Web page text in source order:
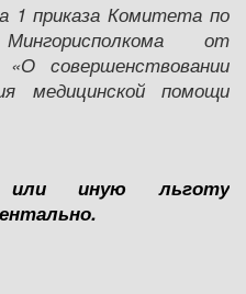
1 приказа Комитета по
Мингорисполкома от
совершенствовании
медицинской помощи
иную льготу